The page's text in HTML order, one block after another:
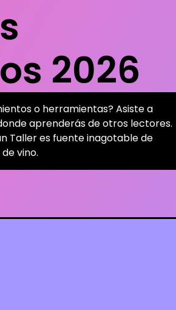
2026
o herramientas? Asiste a
aprenderás de otros lectores.
Taller es fuente inagotable de
vino.